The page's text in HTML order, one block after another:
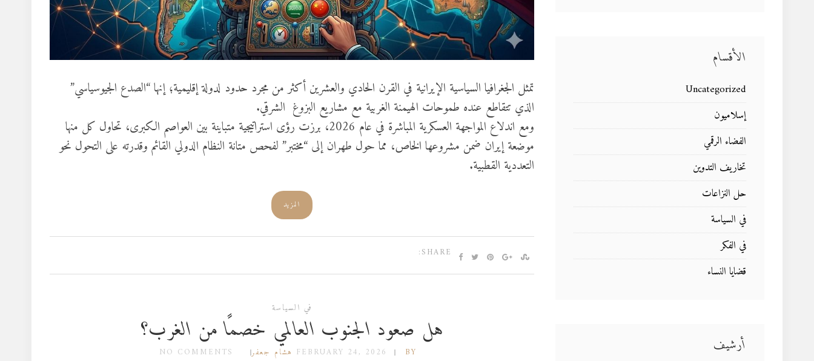
تمثل الجغرافيا السياسية الإيرانية في القرن الحادي والعشرين أكثر من مجرد حدود لدولة إقليمية؛ إنها “الصدع الجيوسياسي”
الذي تتقاطع عنده طموحات الهيمنة الغربية مع مشاريع البزوغ الشرقي.
ومع اندلاع المواجهة العسكرية المباشرة في عام 2026، برزت رؤى استراتيجية متباينة بين العواصم الكبرى، تحاول كل منها
موضعة إيران ضمن مشروعها الخاص، مما حول طهران إلى “مختبر” لفحص متانة النظام الدولي القائم وقدرته على التحول نحو
التعددية القطبية.
المزيد
SHARE:
في السياسة
هل صعود الجنوب العالمي خصمًا من الغرب؟
FEBRUARY 24, 2026 BY هشام جعفر NO COMMENTS
الأقسام
Uncategorized
إسلاميون
الفضاء الرقمي
تخاريف التدوين
حل النزاعات
في السياسة
في الفكر
قضايا النساء
أرشيف